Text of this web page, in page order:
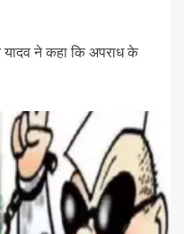
यादव ने कहा कि अपराध के